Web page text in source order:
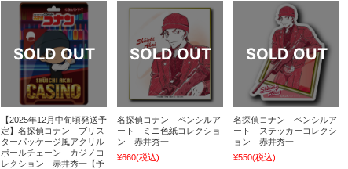
【2025年12月中旬頃発送予
定】名探偵コナン ブリス
ターパッケージ風アクリル
ボールチェーン カジノコ
レクション 赤井秀一【予
名探偵コナン ペンシルア
ート ミニ色紙コレクショ
ン 赤井秀一
¥660(税込)
名探偵コナン ペンシルア
ート ステッカーコレクシ
ョン 赤井秀一
¥550(税込)